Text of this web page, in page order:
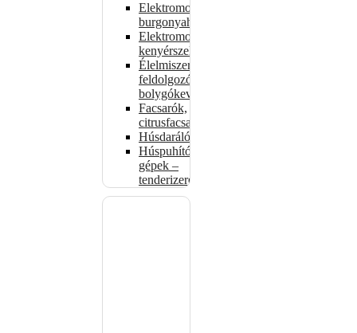
Elektromos
burgonyahámozók
Elektromos
kenyérszeletelők
Élelmiszer-
feldolgozók –
bolygókeverők
Facsarók,
citrusfacsarók
Húsdarálók
Húspuhító
gépek –
tenderizerek